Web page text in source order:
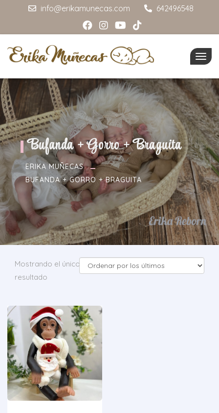
info@erikamunecas.com 642496548
Bufanda + Gorro + Braguita
ERIKA MUÑECAS
BUFANDA + GORRO + BRAGUITA
Mostrando el único
resultado